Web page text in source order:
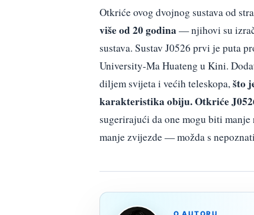
Otkriće ovog dvojnog sustava od
više od 20 godina — njihovi su
sustava. Sustav J0526 prvi je puta
University-Ma Huateng u Kini.
diljem svijeta i većih teleskopa,što
karakteristika obiju. Otkriće
sugerirajući da one mogu biti
manje zvijezde — možda s